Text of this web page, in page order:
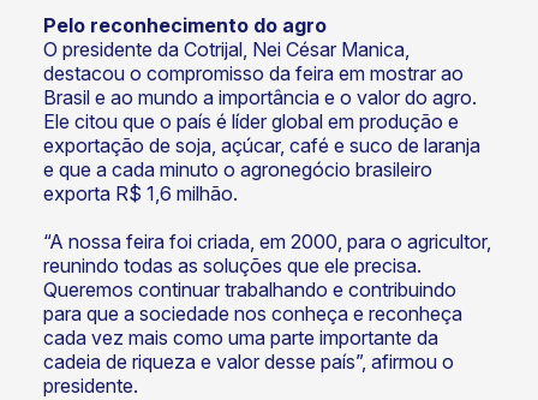
Pelo reconhecimento do agro
O presidente da Cotrijal, Nei César Manica,
destacou o compromisso da feira em mostrar ao
Brasil e ao mundo a importância e o valor do agro.
Ele citou que o país é líder global em produção e
exportação de soja, açúcar, café e suco de laranja
e que a cada minuto o agronegócio brasileiro
exporta R$ 1,6 milhão.
“A nossa feira foi criada, em 2000, para o agricultor,
reunindo todas as soluções que ele precisa.
Queremos continuar trabalhando e contribuindo
para que a sociedade nos conheça e reconheça
cada vez mais como uma parte importante da
cadeia de riqueza e valor desse país”, afirmou o
presidente.